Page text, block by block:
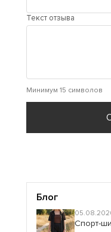
Текст отзыва
Минимум 15 символов
Блог
Спорт-